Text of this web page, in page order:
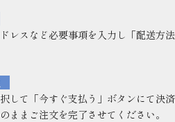
レスなど必要事項を入力し「配送方
して「今すぐ支払う」ボタンにて決
ままご注文を完了させてください。